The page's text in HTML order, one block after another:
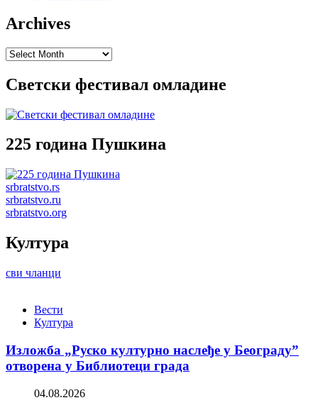
Archives
Archives
Светски фестивал омладине
225 година Пушкина
srbratstvo.rs
srbratstvo.ru
srbratstvo.org
Култура
сви чланци
Вести
Култура
Изложба „Руско културно наслеђе у Београду”
отворена у Библиотеци града
04.08.2026